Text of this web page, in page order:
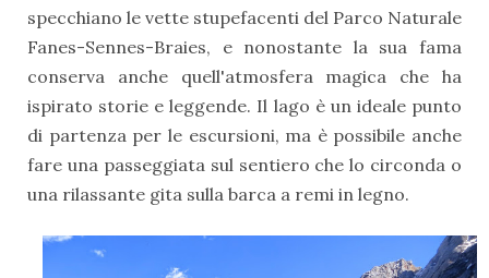
specchiano le vette stupefacenti del Parco Naturale
Fanes-Sennes-Braies, e nonostante la sua fama
conserva anche quell'atmosfera magica che ha
ispirato storie e leggende. Il lago è un ideale punto
di partenza per le escursioni, ma è possibile anche
fare una passeggiata sul sentiero che lo circonda o
una rilassante gita sulla barca a remi in legno.